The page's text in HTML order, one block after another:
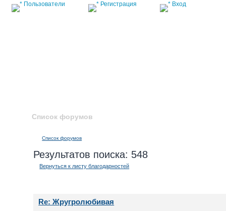
Пользователи Регистрация Вход
Список форумов
Список форумов
Результатов поиска: 548
Вернуться к листу благодарностей
Re: Жругролюбивая